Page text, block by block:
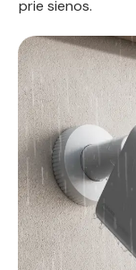
prie sienos.